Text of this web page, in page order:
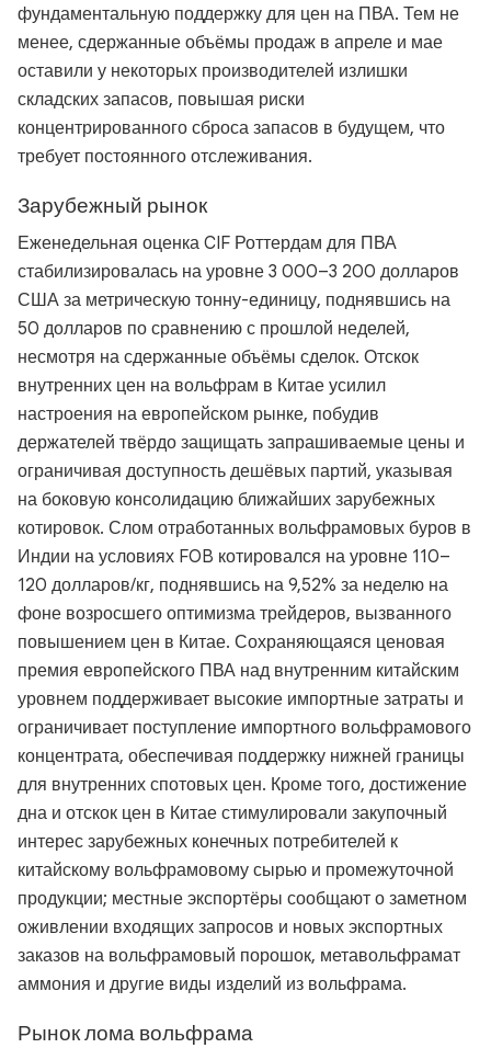
фундаментальную поддержку для цен на ПВА. Тем не
менее, сдержанные объёмы продаж в апреле и мае
оставили у некоторых производителей излишки
складских запасов, повышая риски
концентрированного сброса запасов в будущем, что
требует постоянного отслеживания.
Зарубежный рынок
Еженедельная оценка CIF Роттердам для ПВА
стабилизировалась на уровне 3 000–3 200 долларов
США за метрическую тонну-единицу, поднявшись на
50 долларов по сравнению с прошлой неделей,
несмотря на сдержанные объёмы сделок. Отскок
внутренних цен на вольфрам в Китае усилил
настроения на европейском рынке, побудив
держателей твёрдо защищать запрашиваемые цены и
ограничивая доступность дешёвых партий, указывая
на боковую консолидацию ближайших зарубежных
котировок. Слом отработанных вольфрамовых буров в
Индии на условиях FOB котировался на уровне 110–
120 долларов/кг, поднявшись на 9,52% за неделю на
фоне возросшего оптимизма трейдеров, вызванного
повышением цен в Китае. Сохраняющаяся ценовая
премия европейского ПВА над внутренним китайским
уровнем поддерживает высокие импортные затраты и
ограничивает поступление импортного вольфрамового
концентрата, обеспечивая поддержку нижней границы
для внутренних спотовых цен. Кроме того, достижение
дна и отскок цен в Китае стимулировали закупочный
интерес зарубежных конечных потребителей к
китайскому вольфрамовому сырью и промежуточной
продукции; местные экспортёры сообщают о заметном
оживлении входящих запросов и новых экспортных
заказов на вольфрамовый порошок, метавольфрамат
аммония и другие виды изделий из вольфрама.
Рынок лома вольфрама